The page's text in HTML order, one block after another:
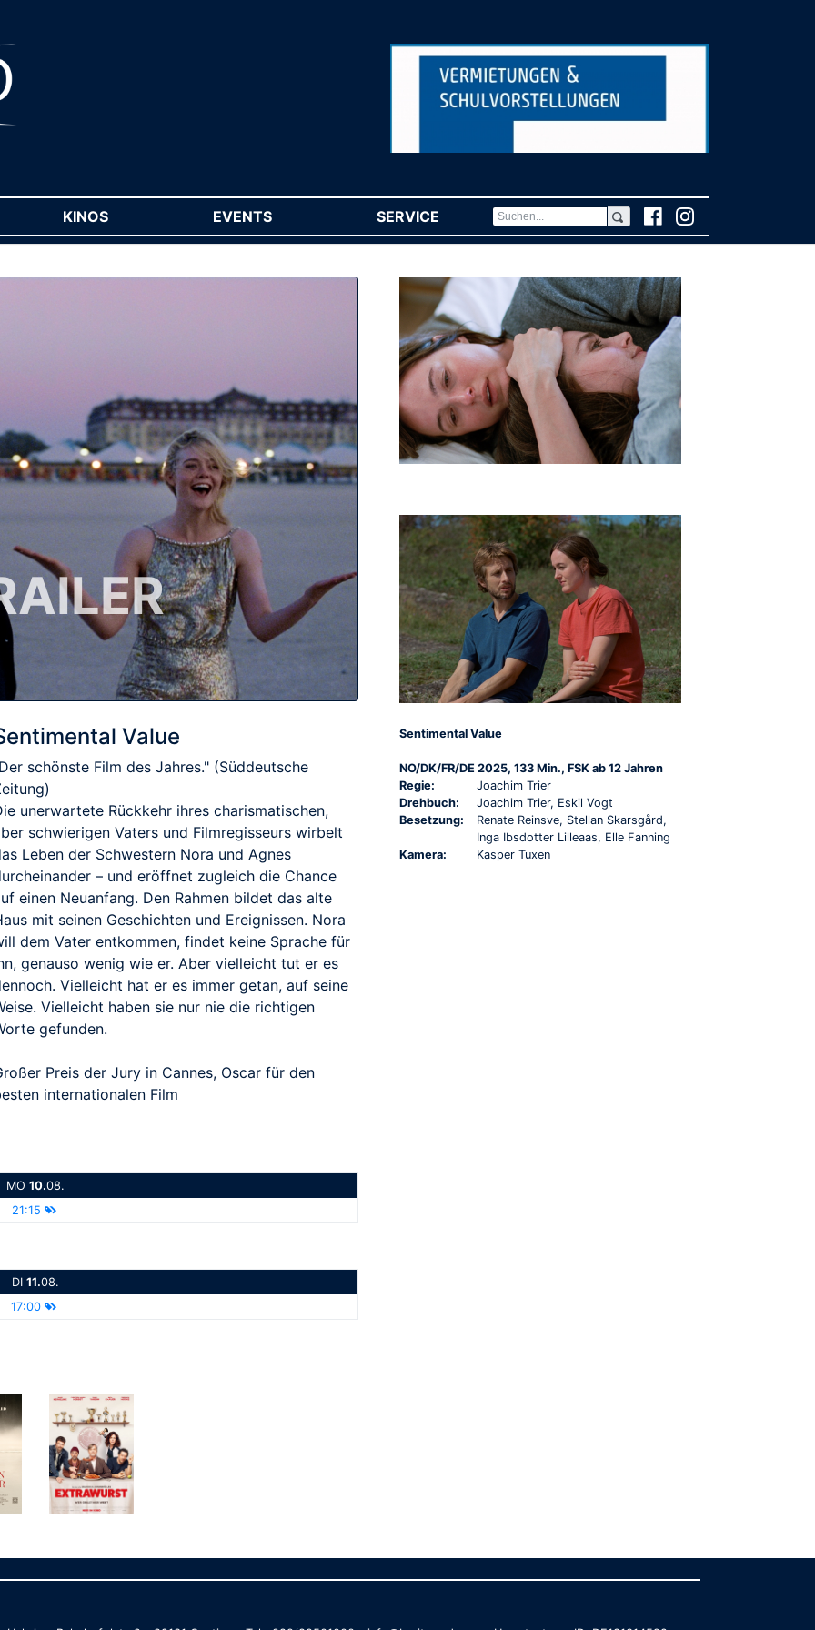
KINOS EVENTS SERVICE (CURRENT)
Value
schönste Film des Jahres." (Süddeutsche
unerwartete Rückkehr ihres charismatischen,
schwierigen Vaters und Filmregisseurs wirbelt
Leben der Schwestern Nora und Agnes
– und eröffnet zugleich die Chance
einen Neuanfang. Den Rahmen bildet das alte
mit seinen Geschichten und Ereignissen. Nora
dem Vater entkommen, findet keine Sprache für
genauso wenig wie er. Aber vielleicht tut er es
Vielleicht hat er es immer getan, auf seine
Vielleicht haben sie nur nie die richtigen
gefunden.
Preis der Jury in Cannes, Oscar für den
internationalen Film
MO 10.08.
21:15
DI 11.08.
17:00
Sentimental Value
NO/DK/FR/DE 2025, 133 Min., FSK ab 12 Jahren
Regie:
Joachim Trier
Drehbuch:
Joachim Trier, Eskil Vogt
Besetzung:
Renate Reinsve, Stellan Skarsgård,
Inga Ibsdotter Lilleaas, Elle Fanning
Kamera:
Kasper Tuxen